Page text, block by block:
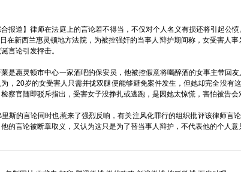
道】律师在法庭上的言论若不得当，不仅对个人名义有损还将引起公愤
在新西兰惠灵顿地方法院，为被控强奸的当事人辩护期间称，女受害人
言论引发抨击。
惠灵顿市中心一家酒吧的保安员，他被控假意将喝醉酒的女事主带回友
，20岁的女受害人只需并拢双腿便能够避免案件发生，但她却完全没有
察官随即驳斥指出，受害女子没挣扎或逃跑，是因她太惊慌，害怕被告会
的言论同时也惹来了强烈反响，有关注风化罪行的组织批评该律师言论
的言论被断章取义，又认为这只是为了替当事人辩护，不代表他的个人